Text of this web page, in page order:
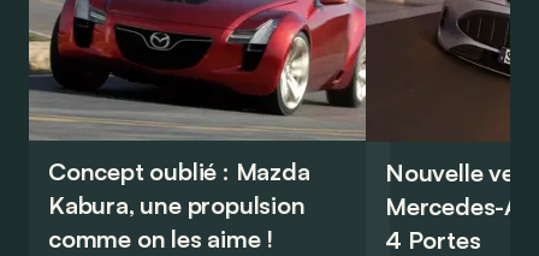
Concept oublié : Mazda
Kabura, une propulsion
comme on les aime !
Nouvelle
Mercedes-
4 Portes